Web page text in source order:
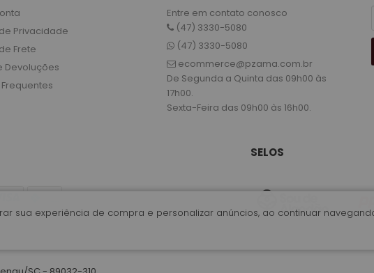
sua experiência de compra e personalizar anúncios, ao continuar
Privacidade
Frete
Devoluções
Entre em contato conosco
(47) 3330-5080
(47) 3330-5080
ecommerce@pzama.com.br
De Segunda a Quinta das 09h00 às
17h00.
Sexta-Feira das 09h00 às 16h00.
SELOS